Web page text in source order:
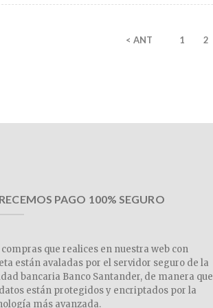
< ANT 1 2
PAGO 100% SEGURO
compras que realices en nuestra web con
están avaladas por el servidor seguro de la
bancaria Banco Santander, de manera que
están protegidos y encriptados por la
más avanzada.